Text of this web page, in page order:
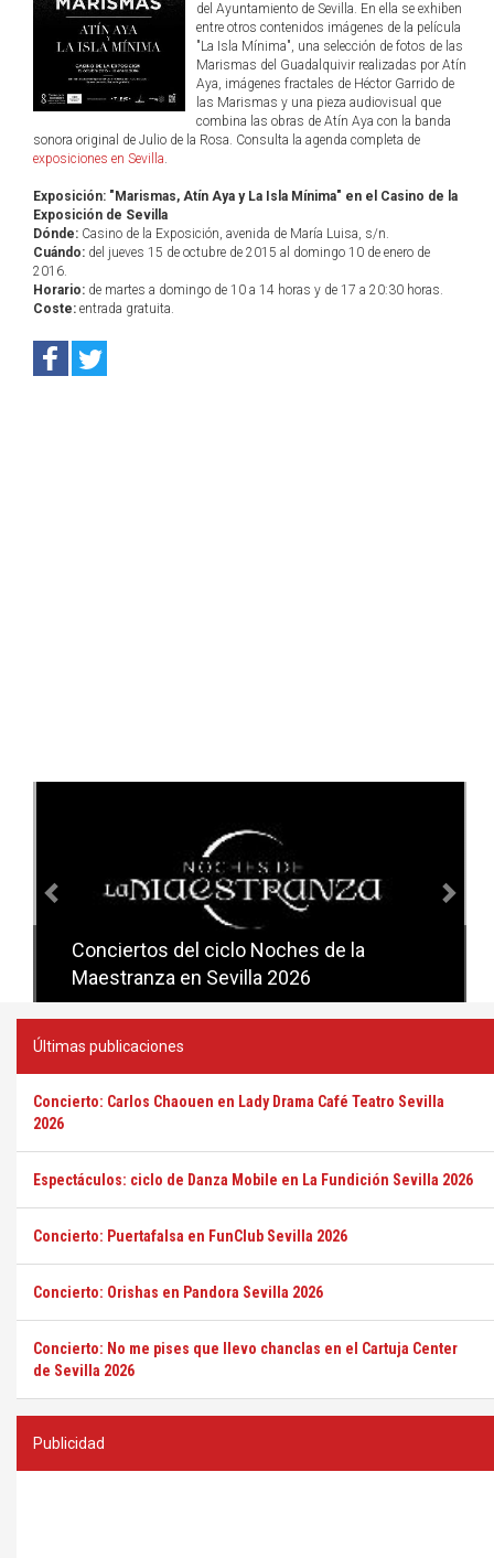
del Ayuntamiento de Sevilla. En ella se exhiben
entre otros contenidos imágenes de la película
"La Isla Mínima", una selección de fotos de las
Marismas del Guadalquivir realizadas por Atín
Aya, imágenes fractales de Héctor Garrido de
las Marismas y una pieza audiovisual que
combina las obras de Atín Aya con la banda
sonora original de Julio de la Rosa. Consulta la agenda completa de
exposiciones en Sevilla.
Exposición: "Marismas, Atín Aya y La Isla Mínima" en el Casino de la
Exposición de Sevilla
Dónde: Casino de la Exposición, avenida de María Luisa, s/n.
Cuándo: del jueves 15 de octubre de 2015 al domingo 10 de enero de
2016.
Horario: de martes a domingo de 10 a 14 horas y de 17 a 20:30 horas.
Coste: entrada gratuita.
Conciertos del ciclo Noches de la
Maestranza en Sevilla 2026
Conciertos del ciclo Candlelight en
Sevilla
Últimas publicaciones
Concierto: Carlos Chaouen en Lady Drama Café Teatro Sevilla
2026
Espectáculos: ciclo de Danza Mobile en La Fundición Sevilla 2026
Concierto: Puertafalsa en FunClub Sevilla 2026
Concierto: Orishas en Pandora Sevilla 2026
Concierto: No me pises que llevo chanclas en el Cartuja Center
de Sevilla 2026
Publicidad